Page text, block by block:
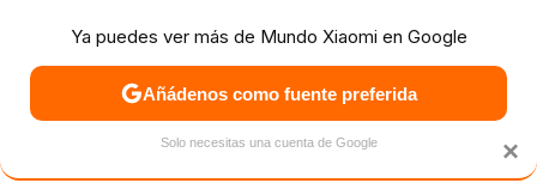
PATROCINA
MENÚ NUEVO
×
Ya puedes ver más de Mundo Xiaomi en Google
Añádenos como fuente preferida
Solo necesitas una cuenta de Google